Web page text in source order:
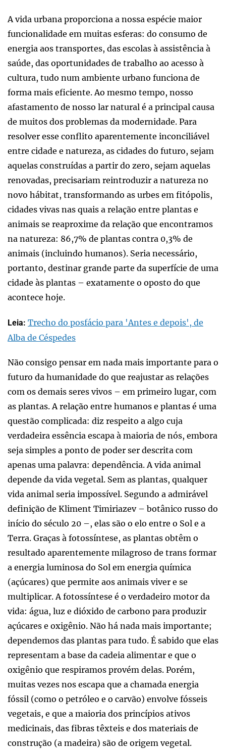
A vida urbana proporciona a nossa espécie maior
funcionalidade em muitas esferas: do consumo de
energia aos transportes, das escolas à assistência à
saúde, das oportunidades de trabalho ao acesso à
cultura, tudo num ambiente urbano funciona de
forma mais eficiente. Ao mesmo tempo, nosso
afastamento de nosso lar natural é a principal causa
de muitos dos problemas da modernidade. Para
resolver esse conflito aparentemente inconciliável
entre cidade e natureza, as cidades do futuro, sejam
aquelas construídas a partir do zero, sejam aquelas
renovadas, precisariam reintroduzir a natureza no
novo hábitat, transformando as urbes em fitópolis,
cidades vivas nas quais a relação entre plantas e
animais se reaproxime da relação que encontramos
na natureza: 86,7% de plantas contra 0,3% de
animais (incluindo humanos). Seria necessário,
portanto, destinar grande parte da superfície de uma
cidade às plantas – exatamente o oposto do que
acontece hoje.
Leia: Trecho do posfácio para 'Antes e depois', de
Alba de Céspedes
Não consigo pensar em nada mais importante para o
futuro da humanidade do que reajustar as relações
com os demais seres vivos – em primeiro lugar, com
as plantas. A relação entre humanos e plantas é uma
questão complicada: diz respeito a algo cuja
verdadeira essência escapa à maioria de nós, embora
seja simples a ponto de poder ser descrita com
apenas uma palavra: dependência. A vida animal
depende da vida vegetal. Sem as plantas, qualquer
vida animal seria impossível. Segundo a admirável
definição de Kliment Timiriazev – botânico russo do
início do século 20 –, elas são o elo entre o Sol e a
Terra. Graças à fotossíntese, as plantas obtêm o
resultado aparentemente milagroso de trans formar
a energia luminosa do Sol em energia química
(açúcares) que permite aos animais viver e se
multiplicar. A fotossíntese é o verdadeiro motor da
vida: água, luz e dióxido de carbono para produzir
açúcares e oxigênio. Não há nada mais importante;
dependemos das plantas para tudo. É sabido que elas
representam a base da cadeia alimentar e que o
oxigênio que respiramos provém delas. Porém,
muitas vezes nos escapa que a chamada energia
fóssil (como o petróleo e o carvão) envolve fósseis
vegetais, e que a maioria dos princípios ativos
medicinais, das fibras têxteis e dos materiais de
construção (a madeira) são de origem vegetal.